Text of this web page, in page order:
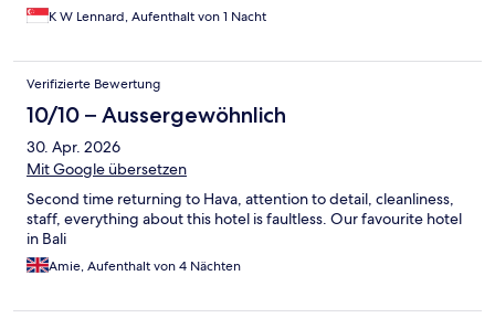
K W Lennard, Aufenthalt von 1 Nacht
Verifizierte Bewertung
10/10 – Aussergewöhnlich
30. Apr. 2026
Mit Google übersetzen
Second time returning to Hava, attention to detail, cleanliness,
staff, everything about this hotel is faultless. Our favourite hotel
in Bali
Amie, Aufenthalt von 4 Nächten